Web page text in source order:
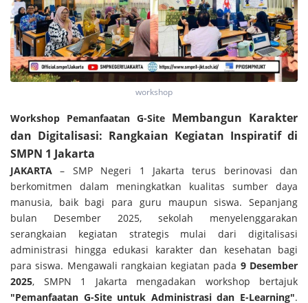
workshop
Workshop Pemanfaatan G-Site Membangun Karakter
dan Digitalisasi: Rangkaian Kegiatan Inspiratif di
SMPN 1 Jakarta
JAKARTA – SMP Negeri 1 Jakarta terus berinovasi dan
berkomitmen dalam meningkatkan kualitas sumber daya
manusia, baik bagi para guru maupun siswa. Sepanjang
bulan Desember 2025, sekolah menyelenggarakan
serangkaian kegiatan strategis mulai dari digitalisasi
administrasi hingga edukasi karakter dan kesehatan bagi
para siswa. Mengawali rangkaian kegiatan pada 9 Desember
2025, SMPN 1 Jakarta mengadakan workshop bertajuk
"Pemanfaatan G-Site untuk Administrasi dan E-Learning".